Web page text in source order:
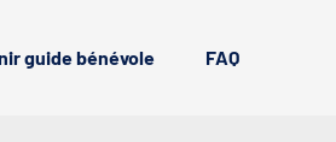
guide bénévole FAQ